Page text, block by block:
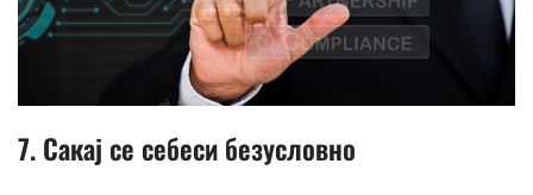
7. Сакај се себеси безусловно